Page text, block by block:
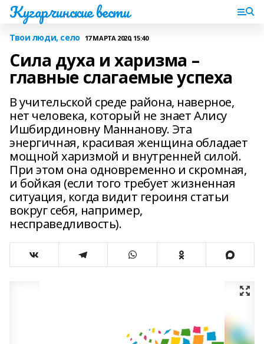
Кугарчинские вести
Твои люди, село 17 МАРТА 2020, 15:40
Сила духа и харизма –
главные слагаемые успеха
В учительской среде района, наверное,
нет человека, который не знает Алису
Ишбирдиновну Маннанову. Эта
энергичная, красивая женщина обладает
мощной харизмой и внутренней силой.
При этом она одновременно и скромная,
и бойкая (если того требует жизненная
ситуация, когда видит героиня статьи
вокруг себя, например,
несправедливость).